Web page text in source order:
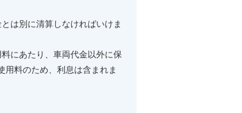
は別に清算しなければいけま
にあたり、車両代金以外に保
用料のため、利息は含まれま